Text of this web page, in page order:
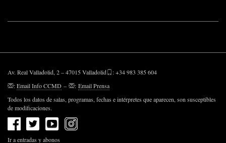
Av. Real Valladolid, 2 – 47015 Valladolid
: +34 983 385 604
:Email Info CCMD – : Email Prensa
Todos los datos de salas, programas, fechas e intérpretes que aparecen, son susceptibles
de modificaciones.
Ir a entradas y abonos